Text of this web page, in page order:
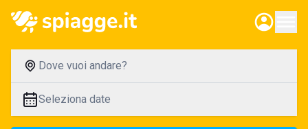
Dove vuoi andare?
Seleziona date